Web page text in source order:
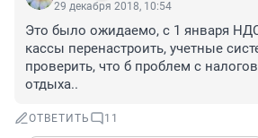
29 декабря 2018, 10:54
Это было ожидаемо, с 1 января
кассы перенастроить, учетные
проверить, что б проблем с
отдыха..
ОТВЕТИТЬ 11